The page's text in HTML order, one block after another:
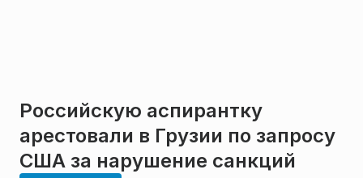
Российскую аспирантку
арестовали в Грузии по запросу
США за нарушение санкций